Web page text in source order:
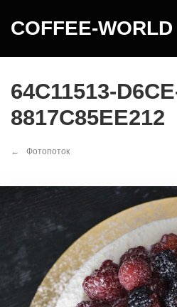
COFFEE-WORLD
64C11513-
8817C85EE212
Фотопоток